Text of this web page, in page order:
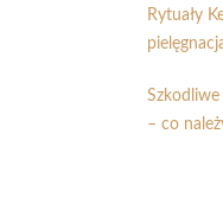
Rytuały
– co